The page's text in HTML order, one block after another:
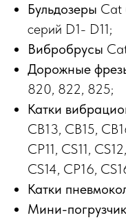
Бульдозеры Cat
серий D1- D11;
Вибробрусы
Дорожные
820, 822, 825;
Катки
CB13, CB15,
CP11, CS11,
CS14, CP16,
Катки
Мини-